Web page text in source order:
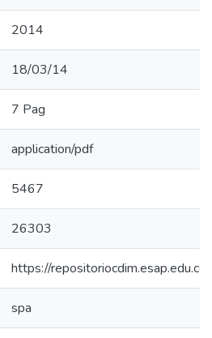
2014
18/03/14
7 Pag
application/pdf
5467
26303
https://
spa